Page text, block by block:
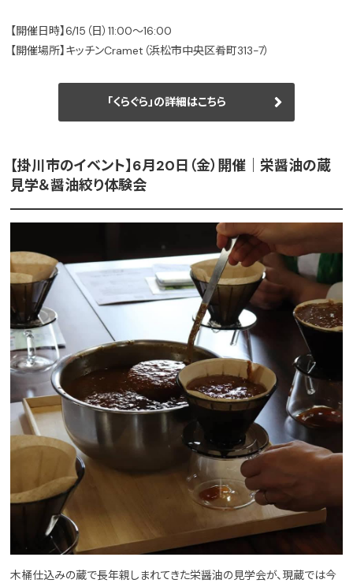
【開催日時】6/15（日）11:00〜16:00
【開催場所】キッチンCramet（浜松市中央区肴町313-7）
「くらぐら」の詳細はこちら
【掛川市のイベント】6月20日（金）開催｜栄醤油の蔵
見学＆醤油絞り体験会
木桶仕込みの蔵で長年親しまれてきた栄醤油の見学会が、現蔵では今